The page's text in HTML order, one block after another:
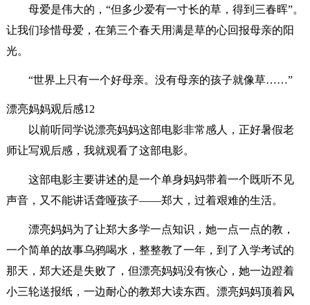
母爱是伟大的，“但多少爱有一寸长的草，得到三春晖”。
让我们珍惜母爱，在第三个春天用满是草的心回报母亲的阳
光。
“世界上只有一个好母亲。没有母亲的孩子就像草……”
漂亮妈妈观后感12
以前听同学说漂亮妈妈这部电影非常感人，正好暑假老
师让写观后感，我就观看了这部电影。
这部电影主要讲述的是一个单身妈妈带着一个既听不见
声音，又不能讲话聋哑孩子——郑大，过着艰难的生活。
漂亮妈妈为了让郑大多学一点知识，她一点一点的教，
一个简单的故事乌鸦喝水，整整教了一年，到了入学考试的
那天，郑大还是失败了，但漂亮妈妈没有恢心，她一边蹬着
小三轮送报纸，一边耐心的教郑大读东西。漂亮妈妈顶着风